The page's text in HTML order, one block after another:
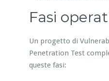
Fasi
Un progetto di
Penetration Test
queste fasi: